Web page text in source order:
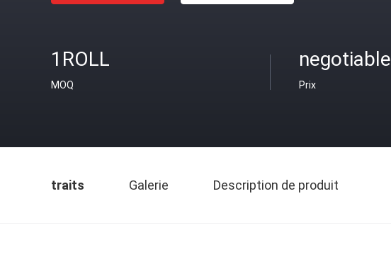
1ROLL
MOQ
negotiable
Prix
traits Galerie Description de produit